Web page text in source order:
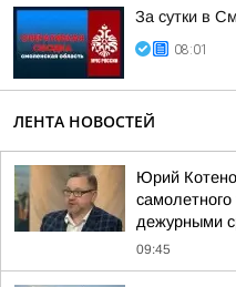
За сутки в
08:01
ЛЕНТА НОВОСТЕЙ
Юрий
дежурными
09:45